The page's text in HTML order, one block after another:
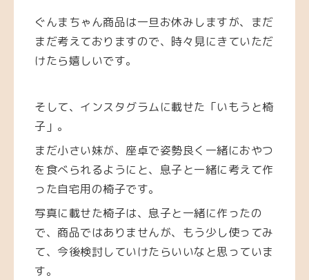
ぐんまちゃん商品は一旦お休みしますが、まだ
まだ考えておりますので、時々見にきていただ
けたら嬉しいです。
そして、インスタグラムに載せた「いもうと椅
子」。
まだ小さい妹が、座卓で姿勢良く一緒におやつ
を食べられるようにと、息子と一緒に考えて作
った自宅用の椅子です。
写真に載せた椅子は、息子と一緒に作ったの
で、商品ではありませんが、もう少し使ってみ
て、今後検討していけたらいいなと思っていま
す。